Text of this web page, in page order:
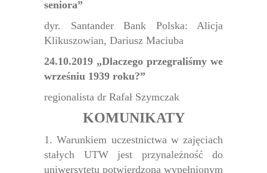
seniora”
dyr. Santander Bank Polska: Alicja
Klikuszowian, Dariusz Maciuba
24.10.2019 „Dlaczego przegraliśmy we
wrześniu 1939 roku?”
regionalista dr Rafał Szymczak
KOMUNIKATY
1. Warunkiem uczestnictwa w zajęciach
stałych UTW jest przynależność do
uniwersytetu potwierdzona wypełnionym